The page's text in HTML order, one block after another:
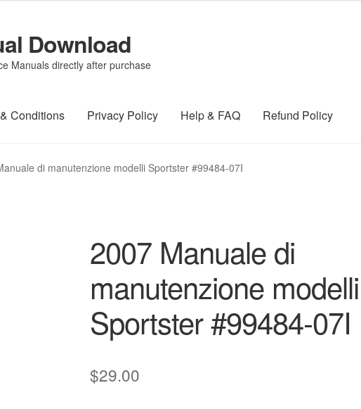
Download
Manuals directly after purchase
Conditions Privacy Policy Help & FAQ Refund Policy
di manutenzione modelli Sportster #99484-07I
2007 Manuale di
manutenzione modelli
Sportster #99484-07I
$29.00